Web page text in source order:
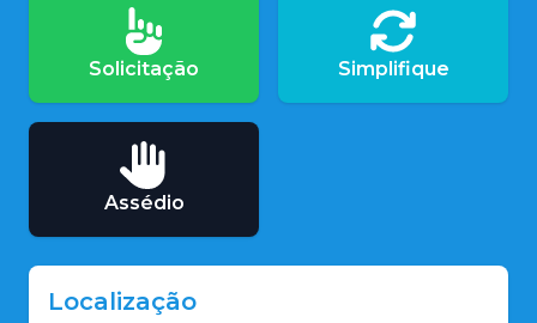
Solicitação Simplifique
Assédio
Localização